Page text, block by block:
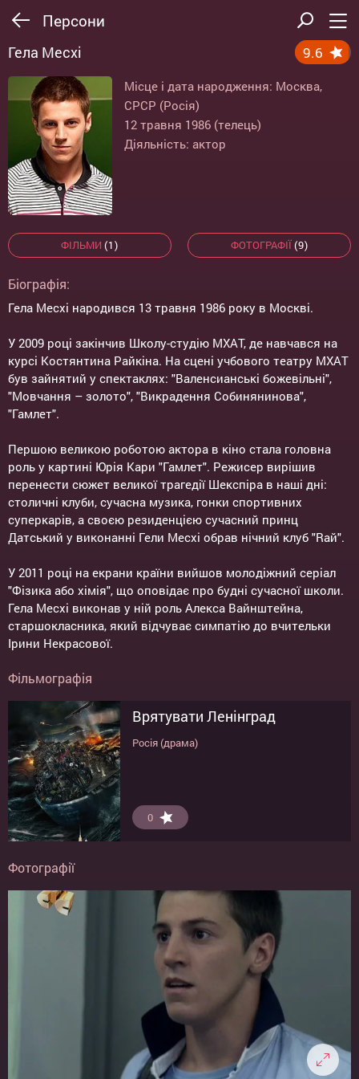
Персони
Гела Месхі 9.6
Місце і дата народження: Москва,
СРСР (Росія)
12 травня 1986 (телець)
Діяльність: актор
ФІЛЬМИ (1) ФОТОГРАФІЇ(9)
Біографія:
Гела Месхі народився 13 травня 1986 року в Москві.
У 2009 році закінчив Школу-студію МХАТ, де навчався на
курсі Костянтина Райкіна. На сцені учбового театру МХАТ
був зайнятий у спектаклях: "Валенсианські божевільні",
"Мовчання – золото", "Викрадення Собинянинова",
"Гамлет".
Першою великою роботою актора в кіно стала головна
роль у картині Юрія Кари "Гамлет". Режисер вирішив
перенести сюжет великої трагедії Шекспіра в наші дні:
столичні клуби, сучасна музика, гонки спортивних
суперкарів, а своєю резиденцією сучасний принц
Датський у виконанні Гели Месхі обрав нічний клуб "Rай".
У 2011 році на екрани країни вийшов молодіжний серіал
"Фізика або хімія", що оповідає про будні сучасної школи.
Гела Месхі виконав у ній роль Алекса Вайнштейна,
старшокласника, який відчуває симпатію до вчительки
Ірини Некрасової.
Фільмографія
Врятувати Ленінград
Росія (драма)
0
Фотографії